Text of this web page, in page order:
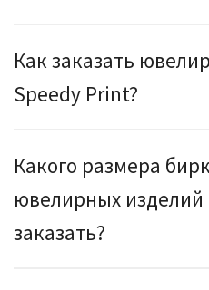
Как заказать
Speedy Print?
Какого размера
ювелирных изделий
заказать?